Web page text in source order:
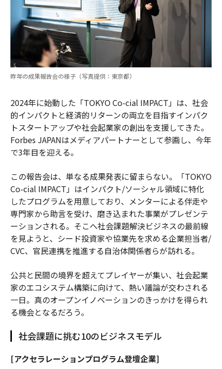
昨年の成果報告会の様子（写真提供：東京都）
2024年に始動した「TOKYO Co-cial IMPACT」は、社会
的インパクトと経済的リターンの両立を目指すインパク
トスタートアップや社会起業家の創出を支援してきた。
Forbes JAPANはメディアパートナーとして参画し、今年
で3年目を迎える。
この報告会は、単なる成果発表に留まらない。「TOKYO
Co-cial IMPACT」はインパクト/ソーシャル領域に特化
したプログラムを用意しており、メンターによる伴走や
専門家から助言を受け、磨き込まれた事業がプレゼンテ
ーションされる。そこへ社会課題解決ビジネスの最前線
を見ようと、シード投資家や協業先を求める企業担当者/
CVC、官民連携を推進する自治体関係者らが訪れる。
公共と民間の境界を超えてプレイヤーが集い、社会起業
家のエコシステム構築に向けて、熱い議論が交わされる
一日。真のオープンイノベーションのきっかけを得られ
る機会となるだろう。
社会課題に挑む10のビジネスモデル
[アクセラレーションプログラム登壇企業]